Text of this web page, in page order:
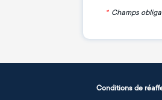
* Champs
Conditions de